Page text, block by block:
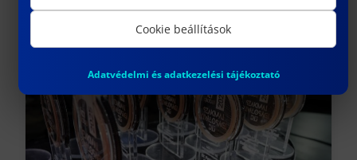
Cookie beállítások
Adatvédelmi és adatkezelési tájékoztató